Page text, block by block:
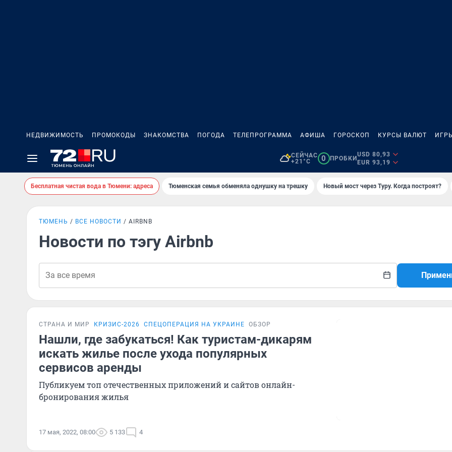
НЕДВИЖИМОСТЬ ПРОМОКОДЫ ЗНАКОМСТВА ПОГОДА ТЕЛЕПРОГРАММА АФИША ГОРОСКОП КУРСЫ ВАЛЮТ
СЕЙЧАС
+21°C
0 ПРОБКИ
USD 80,93
EUR 93,19
Бесплатная чистая вода в Тюмени: адреса Тюменская семья обменяла однушку на трешку Новый мост через Туру. Когда построят?
ТЮМЕНЬ ВСЕ НОВОСТИ AIRBNB
Новости по тэгу Airbnb
СТРАНА И МИР КРИЗИС-2026 СПЕЦОПЕРАЦИЯ НА УКРАИНЕ ОБЗОР
Нашли, где забукаться! Как туристам-дикарям
искать жилье после ухода популярных
сервисов аренды
Публикуем топ отечественных приложений и сайтов онлайн-
бронирования жилья
17 мая, 2022, 08:00 5 133 4